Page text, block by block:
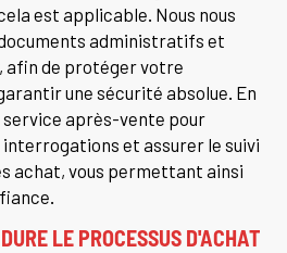
est applicable. Nous nous
administratifs et
afin de protéger votre
une sécurité absolue. En
après-vente pour
et assurer le suivi
achat, vous permettant ainsi
LE PROCESSUS D'ACHAT